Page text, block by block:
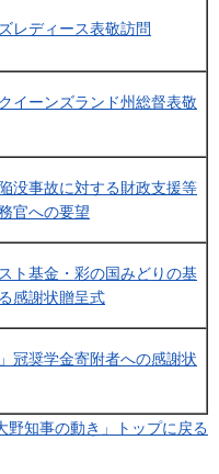
レディース表敬訪問
イーンズランド州総督表敬
没事故に対する財政支援等
官への要望
ト基金・彩の国みどりの基
感謝状贈呈式
冠奨学金寄附者への感謝状
野知事の動き」トップに戻る